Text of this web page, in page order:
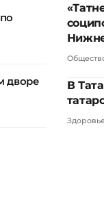
дворе
В